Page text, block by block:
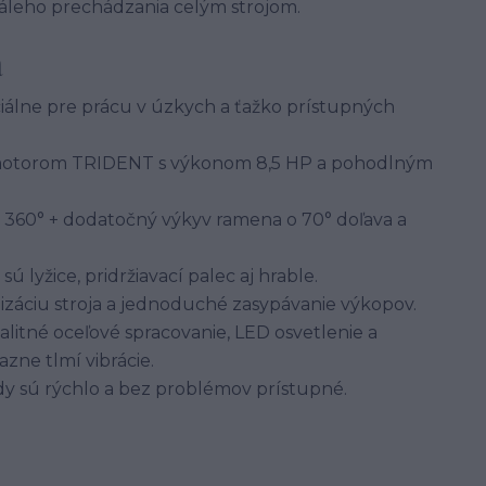
prechádzania celým strojom.
pre prácu v úzkych a ťažko prístupných
TRIDENT s výkonom 8,5 HP a pohodlným
+ dodatočný výkyv ramena o 70° doľava a
lyžice, pridržiavací palec aj hrable.
stroja a jednoduché zasypávanie výkopov.
oceľové spracovanie, LED osvetlenie a
tlmí vibrácie.
sú rýchlo a bez problémov prístupné.